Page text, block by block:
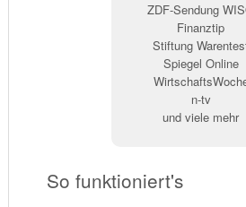
ZDF-Sendung
Finanztip
Stiftung
Spiegel Online
n-tv
und viele mehr
So funktioniert's